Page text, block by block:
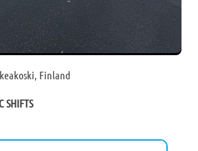
Finland
SHIFTS